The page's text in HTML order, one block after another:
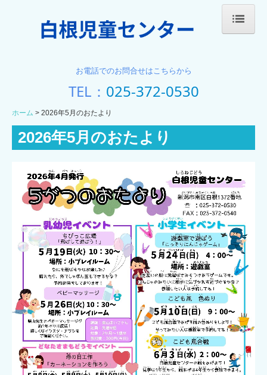
施設案内(2階)
夜間利用
お問い合わせ
お電話でのお問合せはこちらから
TEL： 025-372-0530
ホーム 2026年5月のおたより
2026年5月のおたより